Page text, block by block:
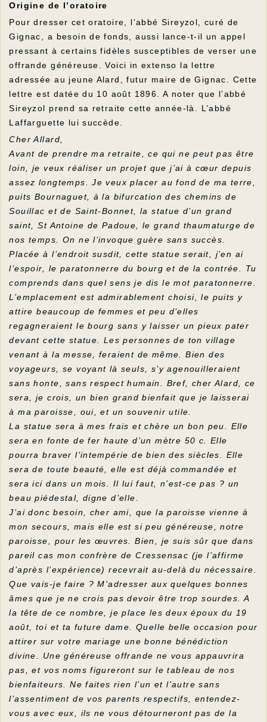
Origine de l’oratoire
Pour dresser cet oratoire, l’abbé Sireyzol, curé de
Gignac, a besoin de fonds, aussi lance-t-il un appel
pressant à certains fidèles susceptibles de verser une
offrande généreuse. Voici in extenso la lettre
adressée au jeune Alard, futur maire de Gignac. Cette
lettre est datée du 10 août 1896. A noter que l’abbé
Sireyzol prend sa retraite cette année-là. L’abbé
Laffarguette lui succède.
Cher Allard,
Avant de prendre ma retraite, ce qui ne peut pas être
loin, je veux réaliser un projet que j’ai à cœur depuis
assez longtemps. Je veux placer au fond de ma terre,
puits Bournaguet, à la bifurcation des chemins de
Souillac et de Saint-Bonnet, la statue d’un grand
saint, St Antoine de Padoue, le grand thaumaturge de
nos temps. On ne l’invoque guère sans succès.
Placée à l’endroit susdit, cette statue serait, j’en ai
l’espoir, le paratonnerre du bourg et de la contrée. Tu
comprends dans quel sens je dis le mot paratonnerre.
L’emplacement est admirablement choisi, le puits y
attire beaucoup de femmes et peu d’elles
regagneraient le bourg sans y laisser un pieux pater
devant cette statue. Les personnes de ton village
venant à la messe, feraient de même. Bien des
voyageurs, se voyant là seuls, s’y agenouilleraient
sans honte, sans respect humain. Bref, cher Alard, ce
sera, je crois, un bien grand bienfait que je laisserai
à ma paroisse, oui, et un souvenir utile.
La statue sera à mes frais et chère un bon peu. Elle
sera en fonte de fer haute d’un mètre 50 c. Elle
pourra braver l’intempérie de bien des siècles. Elle
sera de toute beauté, elle est déjà commandée et
sera ici dans un mois. Il lui faut, n’est-ce pas ? un
beau piédestal, digne d’elle.
J’ai donc besoin, cher ami, que la paroisse vienne à
mon secours, mais elle est si peu généreuse, notre
paroisse, pour les œuvres. Bien, je suis sûr que dans
pareil cas mon confrère de Cressensac (je l’affirme
d’après l’expérience) recevrait au-delà du nécessaire.
Que vais-je faire ? M’adresser aux quelques bonnes
âmes que je ne crois pas devoir être trop sourdes. A
la tête de ce nombre, je place les deux époux du 19
août, toi et ta future dame. Quelle belle occasion pour
attirer sur votre mariage une bonne bénédiction
divine. Une généreuse offrande ne vous appauvrira
pas, et vos noms figureront sur le tableau de nos
bienfaiteurs. Ne faites rien l’un et l’autre sans
l’assentiment de vos parents respectifs, entendez-
vous avec eux, ils ne vous détourneront pas de la